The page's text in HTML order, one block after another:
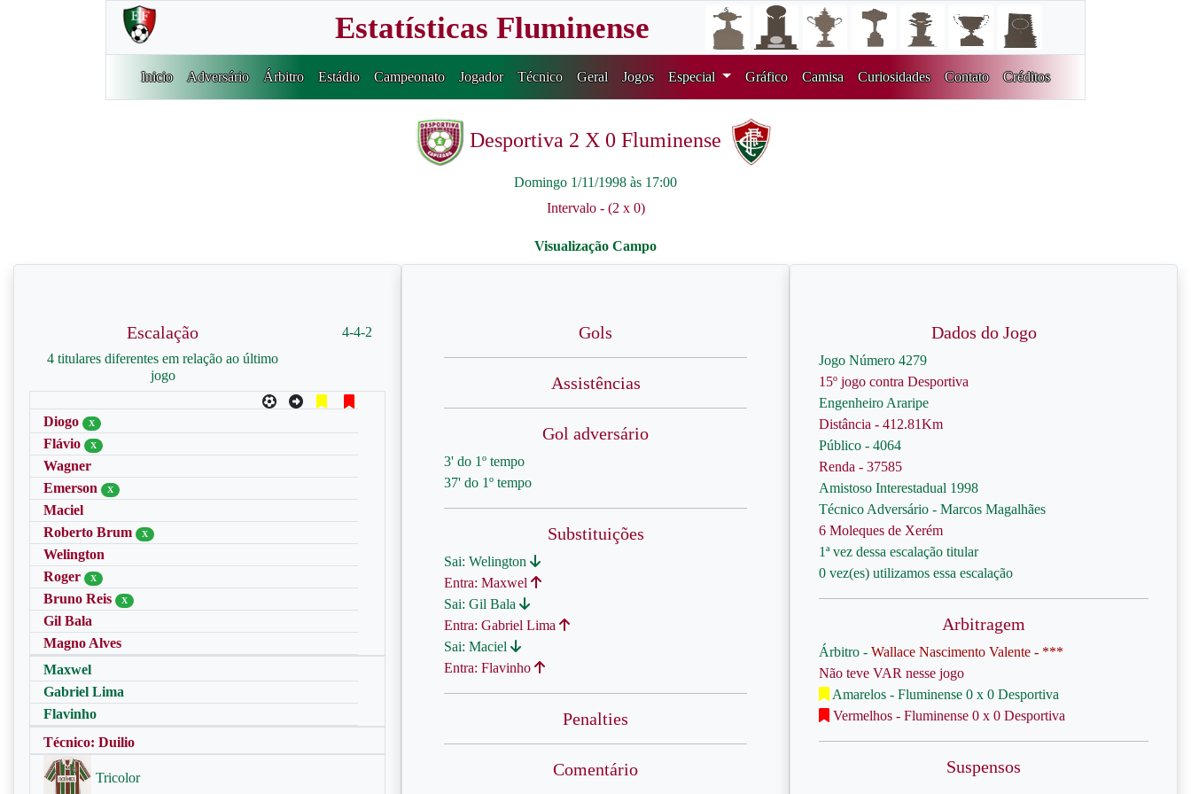
Estatísticas Fluminense
Inicio Adversário Árbitro Estádio Campeonato Jogador Técnico Geral Jogos Especial Gráfico Camisa Curiosidades Contato Créditos
Desportiva 2 X 0 Fluminense
Domingo 1/11/1998 às 17:00
Intervalo - (2 x 0)
Escalação
4 titulares diferentes em relação ao último
jogo
4-4-2
Diogo X
Flávio X
Wagner
Emerson
X
Maciel
Roberto Brum
X
Welington
Roger
X
Bruno Reis X
Gil Bala
Magno Alves
Maxwel
Gabriel Lima
Flavinho
Técnico: Duilio
Tricolor
Gols
Assistências
Gol adversário
3' do 1º tempo
37' do 1º tempo
Substituições
Sai: Welington
Entra: Maxwel
Sai: Gil Bala
Entra: Gabriel Lima
Sai: Maciel
Entra: Flavinho
Penalties
Comentário
Dados do Jogo
Jogo Número 4279
15º jogo contra Desportiva
Engenheiro Araripe
Distância - 412.81Km
Público - 4064
Renda - 37585
Amistoso Interestadual 1998
Técnico Adversário - Marcos Magalhães
6 Moleques de Xerém
1ª vez dessa escalação titular
0 vez(es) utilizamos essa escalação
Arbitragem
Árbitro - Wallace Nascimento Valente - ***
Não teve VAR nesse jogo
Amarelos - Fluminense 0 x 0 Desportiva
Vermelhos - Fluminense 0 x 0 Desportiva
Suspensos